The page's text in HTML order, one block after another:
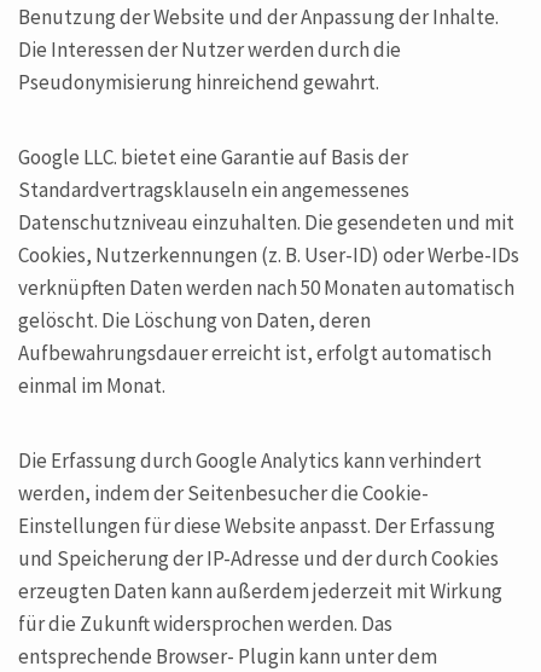
Benutzung der Website und der Anpassung der Inhalte.
Die Interessen der Nutzer werden durch die
Pseudonymisierung hinreichend gewahrt.
Google LLC. bietet eine Garantie auf Basis der
Standardvertragsklauseln ein angemessenes
Datenschutzniveau einzuhalten. Die gesendeten und mit
Cookies, Nutzerkennungen (z. B. User-ID) oder Werbe-IDs
verknüpften Daten werden nach 50 Monaten automatisch
gelöscht. Die Löschung von Daten, deren
Aufbewahrungsdauer erreicht ist, erfolgt automatisch
einmal im Monat.
Die Erfassung durch Google Analytics kann verhindert
werden, indem der Seitenbesucher die Cookie-
Einstellungen für diese Website anpasst. Der Erfassung
und Speicherung der IP-Adresse und der durch Cookies
erzeugten Daten kann außerdem jederzeit mit Wirkung
für die Zukunft widersprochen werden. Das
entsprechende Browser- Plugin kann unter dem